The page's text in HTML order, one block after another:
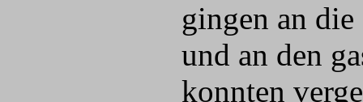
gingen an
und an den
konnten